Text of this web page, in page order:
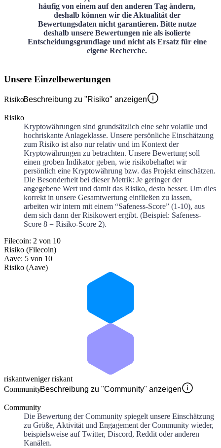
häufig von einem auf den anderen Tag ändern,
deshalb können wir die Aktualität der
Bewertungsdaten nicht garantieren. Bitte nutze
deshalb unsere Bewertungen nie als isolierte
Entscheidungsgrundlage und nicht als Ersatz für eine
eigene Recherche.
Unsere Einzelbewertungen
RisikoBeschreibung zu "Risiko" anzeigen
Risiko
Kryptowährungen sind grundsätzlich eine sehr volatile und
hochriskante Anlageklasse. Unsere persönliche Einschätzung
zum Risiko ist also nur relativ und im Kontext der
Kryptowährungen zu betrachten. Unsere Bewertung soll
einen groben Indikator geben, wie risikobehaftet wir
persönlich eine Kryptowährung bzw. das Projekt einschätzen.
Die Besonderheit bei dieser Metrik: Je geringer der
angegebene Wert und damit das Risiko, desto besser. Um dies
korrekt in unsere Gesamtwertung einfließen zu lassen,
arbeiten wir intern mit einem “Safeness-Score” (1-10), aus
dem sich dann der Risikowert ergibt. (Beispiel: Safeness-
Score 8 = Risiko-Score 2).
Filecoin: 2 von 10
Risiko (Filecoin)
Aave: 5 von 10
Risiko (Aave)
riskantweniger riskant
CommunityBeschreibung zu "Community" anzeigen
Community
Die Bewertung der Community spiegelt unsere Einschätzung
zu Größe, Aktivität und Engagement der Community wieder,
beispielsweise auf Twitter, Discord, Reddit oder anderen
Kanälen.